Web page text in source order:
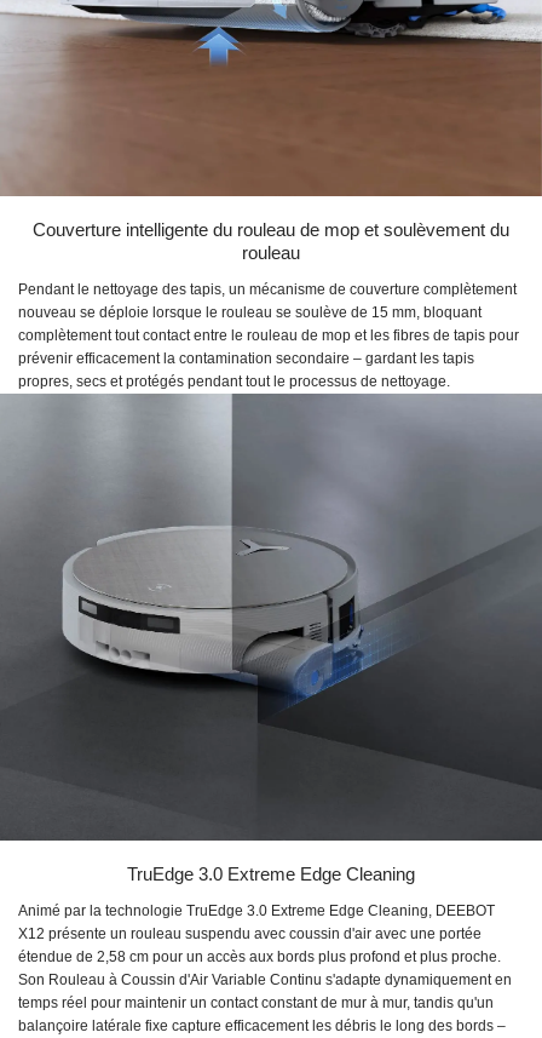
Couverture intelligente du rouleau de mop et soulèvement du
rouleau
Pendant le nettoyage des tapis, un mécanisme de couverture complètement
nouveau se déploie lorsque le rouleau se soulève de 15 mm, bloquant
complètement tout contact entre le rouleau de mop et les fibres de tapis pour
prévenir efficacement la contamination secondaire – gardant les tapis
propres, secs et protégés pendant tout le processus de nettoyage.
TruEdge 3.0 Extreme Edge Cleaning
Animé par la technologie TruEdge 3.0 Extreme Edge Cleaning, DEEBOT
X12 présente un rouleau suspendu avec coussin d'air avec une portée
étendue de 2,58 cm pour un accès aux bords plus profond et plus proche.
Son Rouleau à Coussin d'Air Variable Continu s'adapte dynamiquement en
temps réel pour maintenir un contact constant de mur à mur, tandis qu'un
balançoire latérale fixe capture efficacement les débris le long des bords –